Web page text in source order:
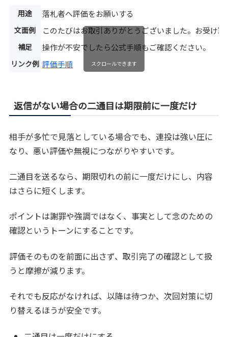
用途 落札者へ評価をお願いする
文面例 このたびはお取引ありがとうございました。お受け
補足 操作が不安でしたら公式手順もご確認ください。
リンク例 評価手順 スクロールできます
返信がない場合の二通目は期限前に一度だけ
相手が多忙で見落としている場合でも、連投は強い圧に
なり、悪い評価や無視につながりやすいです。
二通目を送るなら、期限切れの前に一度だけにし、内容
はさらに短くします。
ポイントは謝罪や強調ではなく、事実として念のための
確認というトーンにすることです。
評価そのものを前面に出さず、取引完了の確認として扱
うと摩擦が減ります。
それでも反応がなければ、以降は待つか、次回対策に切
り替えるほうが安全です。